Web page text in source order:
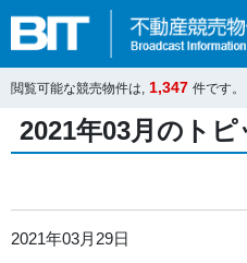
閲覧可能な競売物件は, 1,347 件です
2021年03月のトピ
2021年03月29日